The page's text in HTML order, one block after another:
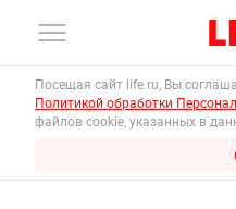
Посещая сайт life.ru, Вы
Политикой обработки
файлов cookie, указанных в